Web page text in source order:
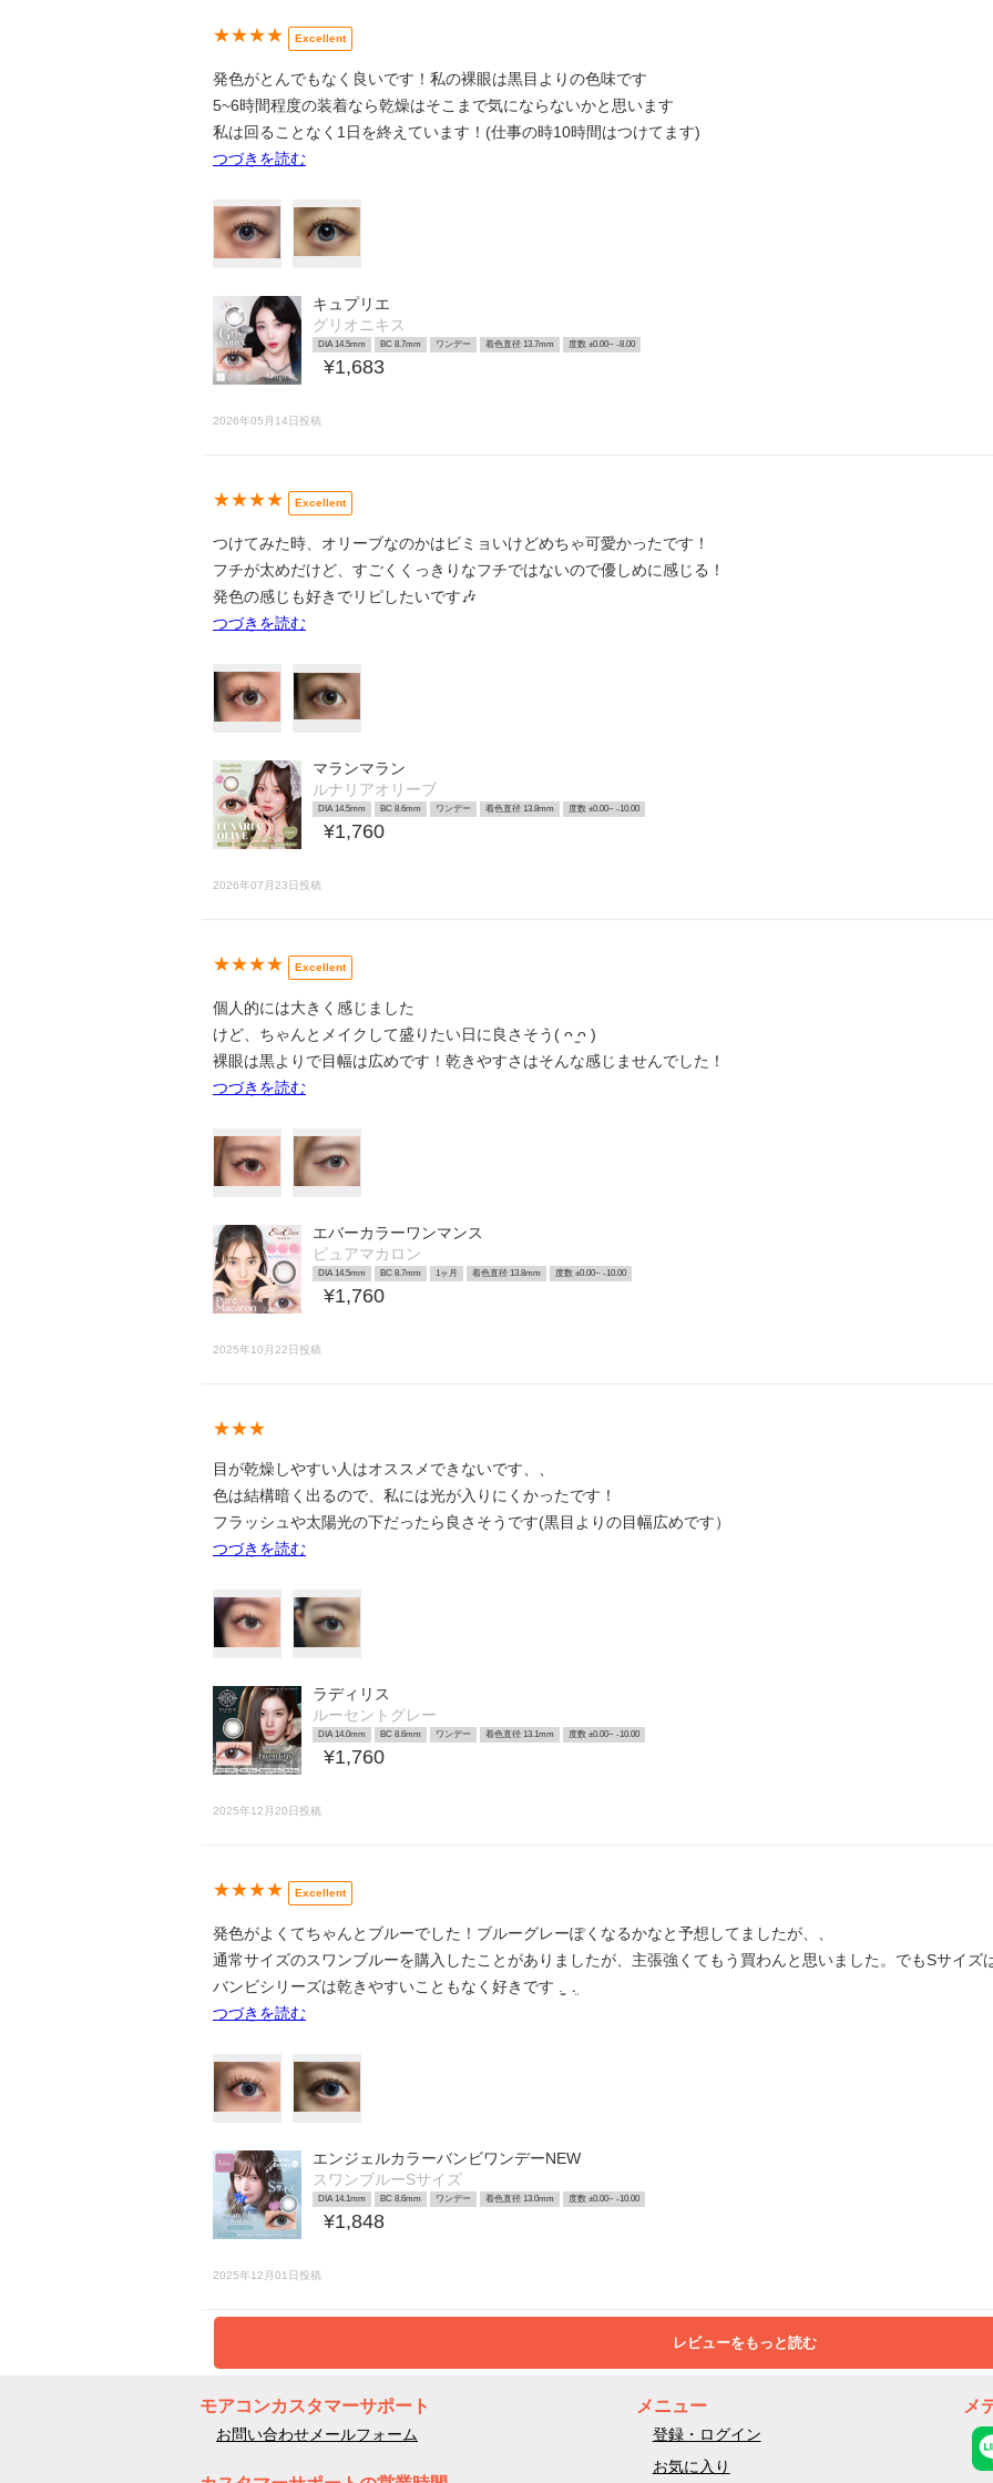
★★★★ Excellent
発色がとんでもなく良いです！私の裸眼は黒目よりの色味です
5~6時間程度の装着なら乾燥はそこまで気にならないかと思います
私は回ることなく1日を終えています！(仕事の時10時間はつけてます)
つづきを読む
キュプリエ
グリオニキス
DIA 14.5mm BC 8.7mm ワンデー 着色直径 13.7mm 度数 ±0.00~ -8.00
¥1,683
2026年05月14日投稿
★★★★ Excellent
つけてみた時、オリーブなのかはビミョいけどめちゃ可愛かったです！
フチが太めだけど、すごくくっきりなフチではないので優しめに感じる！
発色の感じも好きでリピしたいです🎶
つづきを読む
マランマラン
ルナリアオリーブ
DIA 14.5mm BC 8.6mm ワンデー 着色直径 13.8mm 度数 ±0.00~ -10.00
¥1,760
2026年07月23日投稿
★★★★ Excellent
個人的には大きく感じました
けど、ちゃんとメイクして盛りたい日に良さそう( ᴖ ̫ᴖ )
裸眼は黒よりで目幅は広めです！乾きやすさはそんな感じませんでした！
つづきを読む
エバーカラーワンマンス
ピュアマカロン
DIA 14.5mm BC 8.7mm 1ヶ月 着色直径 13.8mm 度数 ±0.00~ -10.00
¥1,760
2025年10月22日投稿
★★★
目が乾燥しやすい人はオススメできないです、、
色は結構暗く出るので、私には光が入りにくかったです！
フラッシュや太陽光の下だったら良さそうです(黒目よりの目幅広めです）
つづきを読む
ラディリス
ルーセントグレー
DIA 14.0mm BC 8.6mm ワンデー 着色直径 13.1mm 度数 ±0.00~ -10.00
¥1,760
2025年12月20日投稿
★★★★ Excellent
発色がよくてちゃんとブルーでした！ブルーグレーぽくなるかなと予想してましたが、、
通常サイズのスワンブルーを購入したことがありましたが、主張強くてもう買わんと思いました。でもSサイズ
バンビシリーズは乾きやすいこともなく好きです‬ ܸ. ̫ .ܸ ‪
つづきを読む
エンジェルカラーバンビワンデーNEW
スワンブルーSサイズ
DIA 14.1mm BC 8.6mm ワンデー 着色直径 13.0mm 度数 ±0.00~ -10.00
¥1,848
2025年12月01日投稿
レビューをもっと読む
モアコンカスタマーサポート
お問い合わせメールフォーム
メニュー
登録・ログイン
お気に入り
メ